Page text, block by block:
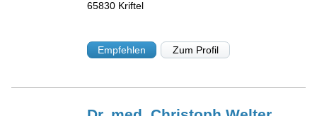
65830 Kriftel
Empfehlen Zum Profil